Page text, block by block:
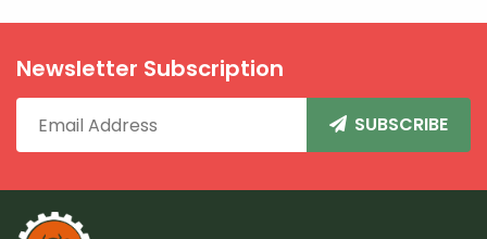
Newsletter Subscription
SUBSCRIBE